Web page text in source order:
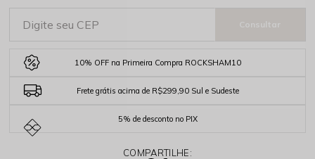
10% OFF na Primeira Compra ROCKSHAM10
Frete grátis acima de R$299,90 Sul e Sudeste
5% de desconto no PIX
COMPARTILHE: